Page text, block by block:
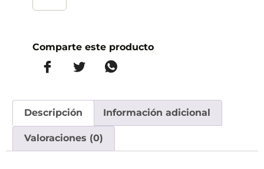
Comparte este producto
Descripción Información adicional
Valoraciones (0)